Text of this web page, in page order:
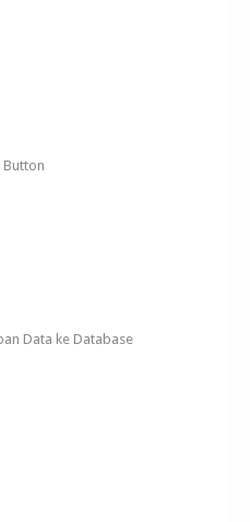
Button
Data ke Database